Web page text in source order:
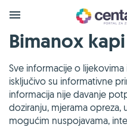
Bimanox
Sve informacije o
isključivo su informativne
informacija nije davanje
doziranju, mjerama opreza,
mogućim nuspojavama,